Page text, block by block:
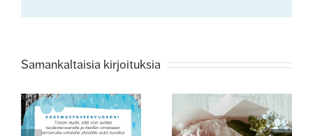
Samankaltaisia kirjoituksia